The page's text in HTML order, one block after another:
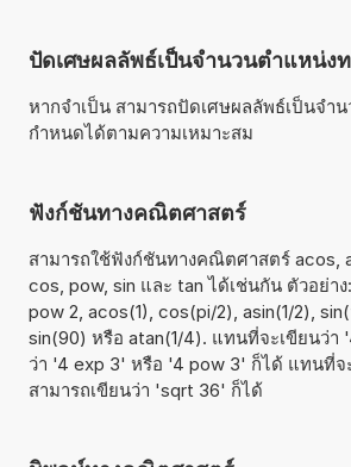
ปัดเศษผลลัพธ์เป็นจำนวนตำแหน่
หากจำเป็น สามารถปัดเศษผลลัพธ์เป็นจำ
กำหนดได้ตามความเหมาะสม
ฟังก์ชันทางคณิตศาสตร์
สามารถใช้ฟังก์ชันทางคณิตศาสตร์ acos,
cos, pow, sin และ tan ได้เช่นกัน ตัวอย่า
pow 2, acos(1), cos(pi/2), asin(1/2),
sin(90) หรือ atan(1/4). แทนที่จะเขียนว่
ว่า '4 exp 3' หรือ '4 pow 3' ก็ได้ แทนที่
สามารถเขียนว่า 'sqrt 36' ก็ได้